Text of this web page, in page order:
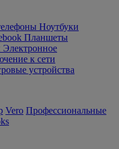
Ноутбуки
Планшеты
Электронное
к сети
устройства
Vero Профессиональные